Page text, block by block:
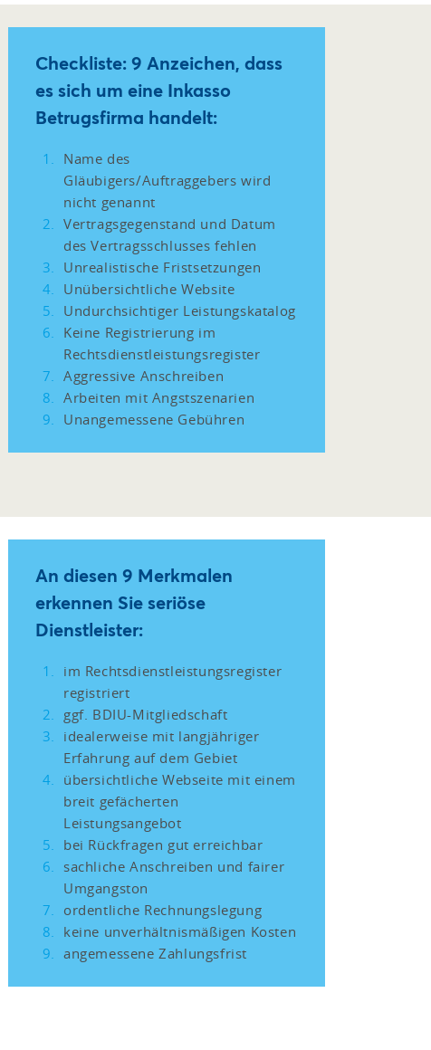
Checkliste: 9 Anzeichen, dass
es sich um eine Inkasso
Betrugsfirma handelt:
Name des
Gläubigers/Auftraggebers wird
nicht genannt
Vertragsgegenstand und Datum
des Vertragsschlusses fehlen
Unrealistische Fristsetzungen
Unübersichtliche Website
Undurchsichtiger Leistungskatalog
Keine Registrierung im
Rechtsdienstleistungsregister
Aggressive Anschreiben
Arbeiten mit Angstszenarien
Unangemessene Gebühren
An diesen 9 Merkmalen
erkennen Sie seriöse
Dienstleister:
im Rechtsdienstleistungsregister
registriert
ggf. BDIU-Mitgliedschaft
idealerweise mit langjähriger
Erfahrung auf dem Gebiet
übersichtliche Webseite mit einem
breit gefächerten
Leistungsangebot
bei Rückfragen gut erreichbar
sachliche Anschreiben und fairer
Umgangston
ordentliche Rechnungslegung
keine unverhältnismäßigen Kosten
angemessene Zahlungsfrist